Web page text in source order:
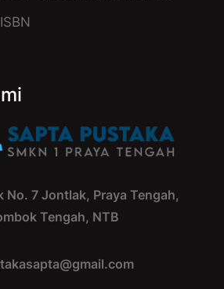
No. 7 Jontlak, Praya Tengah,
Tengah, NTB